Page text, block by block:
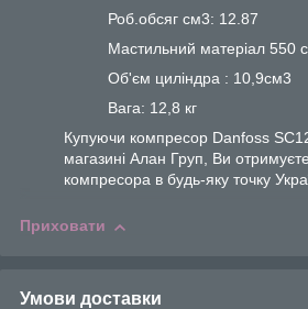
Роб.обсяг см3: 12.87
Мастильний матеріал 550
Об'єм циліндра : 10,9см3
Вага: 12,8 кг
Купуючи компресор Danfoss
магазині Алан Груп, Ви
компресора в будь-яку точку
Приховати
Умови доставки